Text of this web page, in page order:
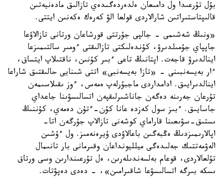
بۇل تۇرعىدا ول دامىعان ەلدەردەگىدەي تازالىق مادەنيەتىن
قالىپتاستىراتىن شارالاردى قولعا الۋ كەرەك ەكەنىن ايتتى.
«ونىڭ شەشىمى - جالپى جۇرتتى قورشاعان ورتانى تازالاۋعا
جاپپاي جۇمىلدىرۋ، كۇندەلىكتى تازالىقتى ءومىر سالتىمىزعا
اينالدىرۋ قاجەت. اپتانىڭ تاعى ءبىر كۇنىن، ناقتىلاپ ايتساق،
ءار بەيسەنبىنى - «تازا بەيسەنبى» اتتى شىنايى حالىقتىق شاراعا
اينالدىرايىق. ادامداردى ماجبۇرلەپ ەمەس، ءوز ىقىلاسىمەن
تۇرعان جەرىنە دەگەن جاناشىرلىقپەن اتسالىسۋىنا جاعداي
جاسايىق. ءبىز سول كەزدە عانا كۇن-ءتۇن دەمەي، كۇننىڭ
ىستىق-سۋىعىنا قاراماي كوشەنى تازالاپ جۇرگەن اتا-
اپالارىمىزدىڭ ەڭبەگىن باعالاۋدى ۇيرەنەمىز. ول ءۇشىن
الەۋمەتتىك جەلىدەگى ميلليونداعان وقىرمانى بار تانىمال
تۇلعالاردى، قوعام بەلسەندىلەرىن، ەل تۇرعىندارىن وسى ورتاق
ىسكە بىرگە اتسالىسۋعا شاقىرامىن»، - دەدى دەپۋتات.